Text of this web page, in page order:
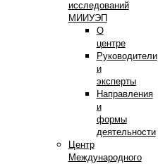
исследований
МИИУЭП
О
центре
Руководители
и
эксперты
Направления
и
формы
деятельности
Центр
Международного